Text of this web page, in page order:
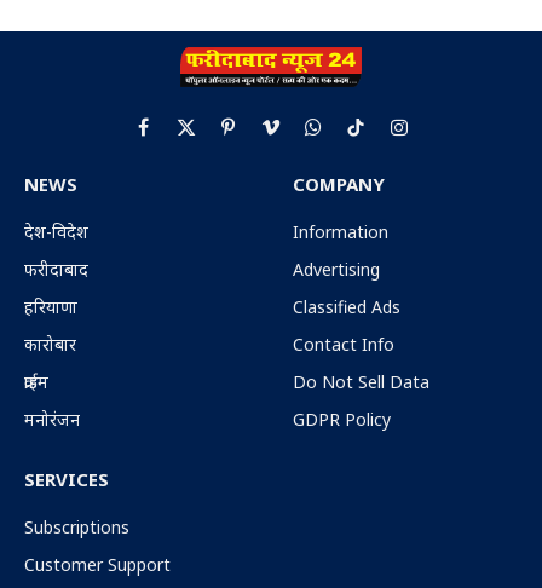
Facebook
X
PinterestVimeoWhatsApp
TikTokInstagram
NEWS
देश-विदेश
फरीदाबाद
हरियाणा
कारोबार
क्राईम
मनोरंजन
COMPANY
Information
Advertising
Classified Ads
Contact Info
Do Not Sell Data
GDPR Policy
SERVICES
Subscriptions
Customer Support